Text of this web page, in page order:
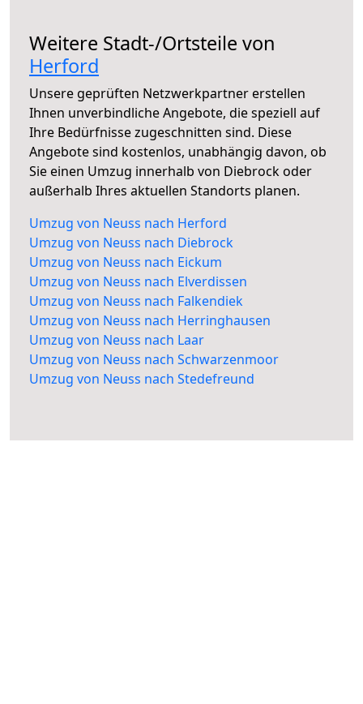
Weitere Stadt-/Ortsteile von
Herford
Unsere geprüften Netzwerkpartner erstellen
Ihnen unverbindliche Angebote, die speziell auf
Ihre Bedürfnisse zugeschnitten sind. Diese
Angebote sind kostenlos, unabhängig davon, ob
Sie einen Umzug innerhalb von Diebrock oder
außerhalb Ihres aktuellen Standorts planen.
Umzug von Neuss nach Herford
Umzug von Neuss nach Diebrock
Umzug von Neuss nach Eickum
Umzug von Neuss nach Elverdissen
Umzug von Neuss nach Falkendiek
Umzug von Neuss nach Herringhausen
Umzug von Neuss nach Laar
Umzug von Neuss nach Schwarzenmoor
Umzug von Neuss nach Stedefreund